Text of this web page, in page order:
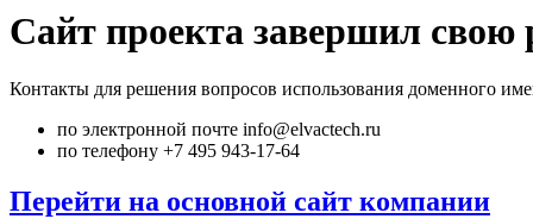
Сайт проекта завершил свою
Контакты для решения вопросов использования доменного
по электронной почте info@elvactech.ru
по телефону +7 495 943-17-64
Перейти на основной сайт компании